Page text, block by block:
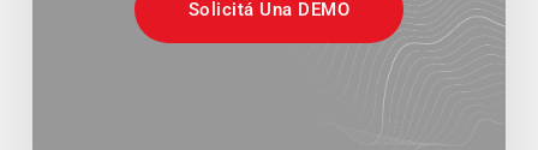
Solicitá Una DEMO